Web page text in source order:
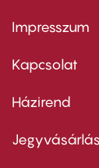
Footer
first
Impresszum
Kapcsolat
Footer
second
Házirend